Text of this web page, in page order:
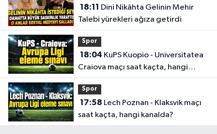
18:11
Talebi yürekleri ağıza getirdi
Spor
18:04
Craiova maçı saat kaçta, hangi
kanalda?
Spor
17:58
saat kaçta, hangi kanalda?